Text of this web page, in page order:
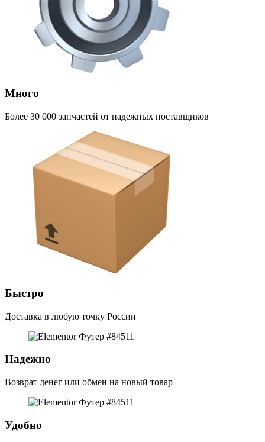
Много
Более 30 000 запчастей от надежных поставщиков
Быстро
Доставка в любую точку России
Надежно
Возврат денег или обмен на новый товар
Удобно